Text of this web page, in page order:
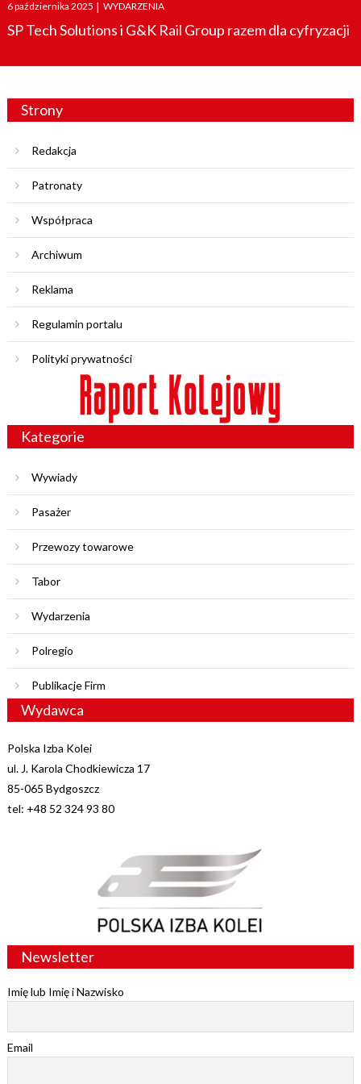
on
6 października 2025 | WYDARZENIA
SP Tech Solutions i G&K Rail Group razem dla cyfryzacji
Strony
Redakcja
Patronaty
Współpraca
Archiwum
Reklama
Regulamin portalu
Polityki prywatności
Kategorie
Wywiady
Pasażer
Przewozy towarowe
Tabor
Wydarzenia
Polregio
Publikacje Firm
Wydawca
Polska Izba Kolei
ul. J. Karola Chodkiewicza 17
85-065 Bydgoszcz
tel: +48 52 324 93 80
Newsletter
Imię lub Imię i Nazwisko
Email